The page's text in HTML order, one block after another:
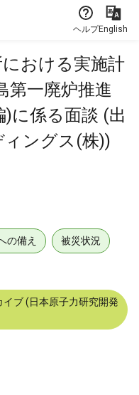
ヘルプEnglish
おける実施計
第一廃炉推進
に係る面談 (出
ィングス(株))
の備え 被災状況
ブ (日本原子力研究開発